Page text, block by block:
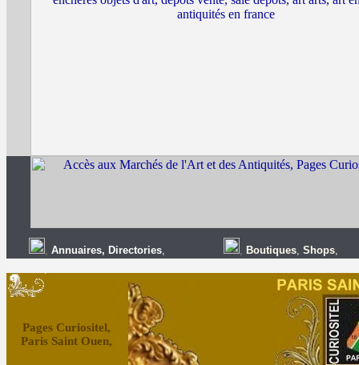
, Annuaires, Directories, , Boutiques, Shops,
Pages Curiositel,
Paris Saint Ouen,